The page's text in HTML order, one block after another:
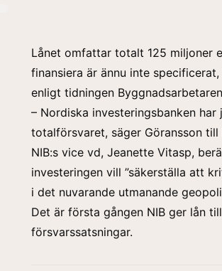
Lånet omfattar totalt 125 miljoner
finansiera är ännu inte
enligt tidningen
– Nordiska investeringsbanken
totalförsvaret, säger Göransson till
NIB:s vice vd, Jeanette Vitasp,
investeringen vill ”säkerställa att
i det nuvarande utmanande
Det är första gången NIB ger lån
försvarssatsningar.